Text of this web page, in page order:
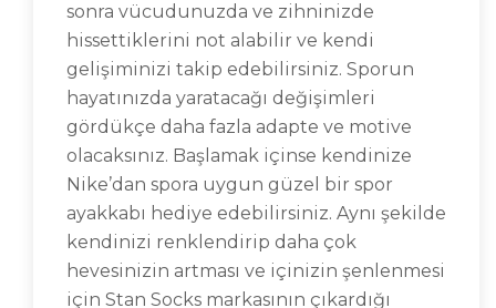
sonra vücudunuzda ve zihninizde
hissettiklerini not alabilir ve kendi
gelişiminizi takip edebilirsiniz. Sporun
hayatınızda yaratacağı değişimleri
gördükçe daha fazla adapte ve motive
olacaksınız. Başlamak içinse kendinize
Nike’dan spora uygun güzel bir spor
ayakkabı hediye edebilirsiniz. Aynı şekilde
kendinizi renklendirip daha çok
hevesinizin artması ve içinizin şenlenmesi
için Stan Socks markasının çıkardığı